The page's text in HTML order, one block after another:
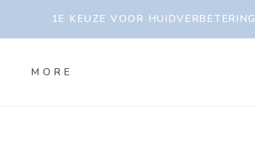
1E KEUZE VOOR HUIDVERBETERING
MORE